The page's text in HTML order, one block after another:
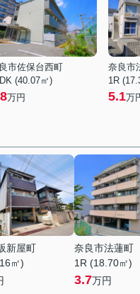
市佐保台西町
(40.07㎡)
万円
奈良市
1R
5.1万
新屋町
㎡)
奈良市法蓮町
1R (18.70㎡)
3.7万円